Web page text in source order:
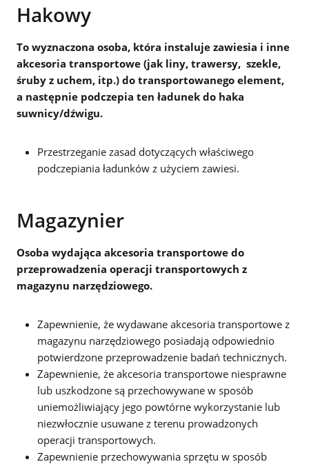
Hakowy
To wyznaczona osoba, która instaluje zawiesia i inne
akcesoria transportowe (jak liny, trawersy, szekle,
śruby z uchem, itp.) do transportowanego element,
a następnie podczepia ten ładunek do haka
suwnicy/dźwigu.
Przestrzeganie zasad dotyczących właściwego
podczepiania ładunków z użyciem zawiesi.
Magazynier
Osoba wydająca akcesoria transportowe do
przeprowadzenia operacji transportowych z
magazynu narzędziowego.
Zapewnienie, że wydawane akcesoria transportowe z
magazynu narzędziowego posiadają odpowiednio
potwierdzone przeprowadzenie badań technicznych.
Zapewnienie, że akcesoria transportowe niesprawne
lub uszkodzone są przechowywane w sposób
uniemożliwiający jego powtórne wykorzystanie lub
niezwłocznie usuwane z terenu prowadzonych
operacji transportowych.
Zapewnienie przechowywania sprzętu w sposób